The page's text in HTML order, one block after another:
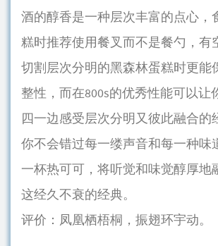
酒的醇香是一种层次丰富的点心，
糕时推荐使用餐叉而不是餐勺，有
切割层次分明的黑森林蛋糕时更能
整性，而在800s的优秀性能可以让
四一边感受层次分明又彼此融合的
你不会错过每一缕声音和每一种味
一杯热可可，将听觉和味觉醇厚地
这经久不衰的经典。
评价：凤凰栖梧桐，振翅环宇动。